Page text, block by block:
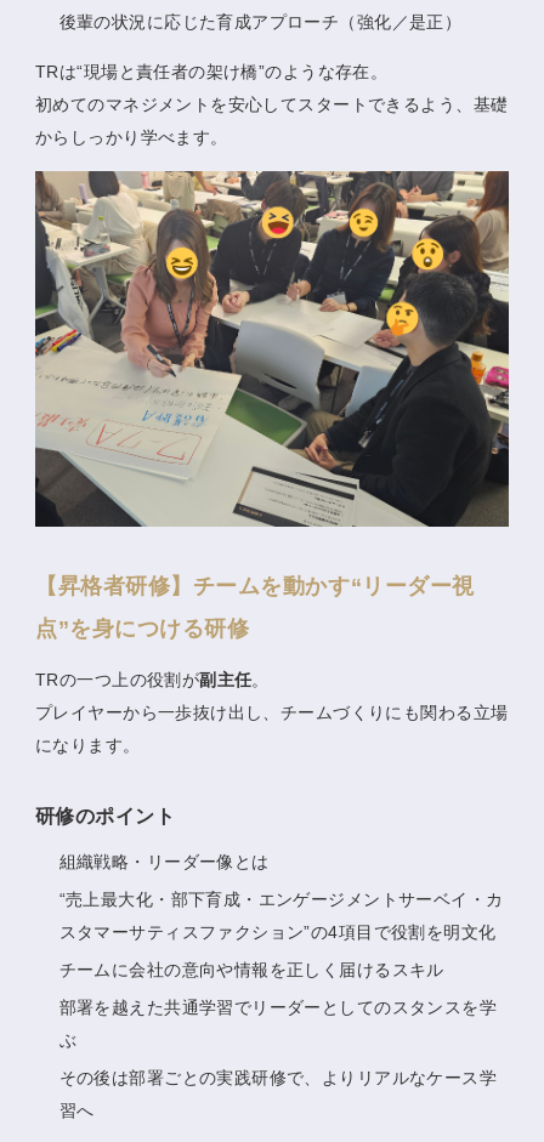
後輩の状況に応じた育成アプローチ（強化／是正）
TRは“現場と責任者の架け橋”のような存在。
初めてのマネジメントを安心してスタートできるよう、基礎
からしっかり学べます。
【昇格者研修】チームを動かす“リーダー視
点”を身につける研修
TRの一つ上の役割が副主任。
プレイヤーから一歩抜け出し、チームづくりにも関わる立場
になります。
研修のポイント
組織戦略・リーダー像とは
“売上最大化・部下育成・エンゲージメントサーベイ・カ
スタマーサティスファクション”の4項目で役割を明文化
チームに会社の意向や情報を正しく届けるスキル
部署を越えた共通学習でリーダーとしてのスタンスを学
ぶ
その後は部署ごとの実践研修で、よりリアルなケース学
習へ